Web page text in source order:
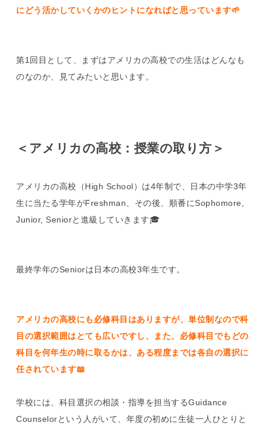
にどう活かしていくかのヒントになればと思っています🌱
第1回目として、まずはアメリカの高校での生活はどんなも
のなのか、見てみたいと思います。
＜アメリカの高校：授業の取り方＞
アメリカの高校（High School）は4年制で、日本の中学3年
生に当たる学年がFreshman、その後、順番にSophomore,
Junior, Seniorと進級していきます🎓
最終学年のSeniorは日本の高校3年生です。
アメリカの高校にも必修科目はありますが、単位制なので科
目の選択範囲はとても広いですし、また、必修科目でもどの
科目を何年生の時に取るかは、ある程度までは各自の選択に
任されています📖
学校には、科目選択の相談・指導を担当するGuidance
Counselorという人がいて、年度の初めに生徒一人ひとりと